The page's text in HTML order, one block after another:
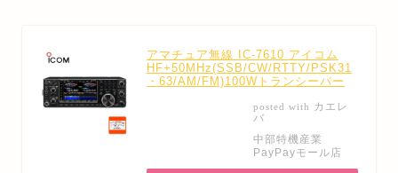
アマチュア無線 IC-7610 アイコム
HF+50MHz(SSB/CW/RTTY/PSK31
・63/AM/FM)100Wトランシーバー
posted with カエレ
バ
中部特機産業
PayPayモール店